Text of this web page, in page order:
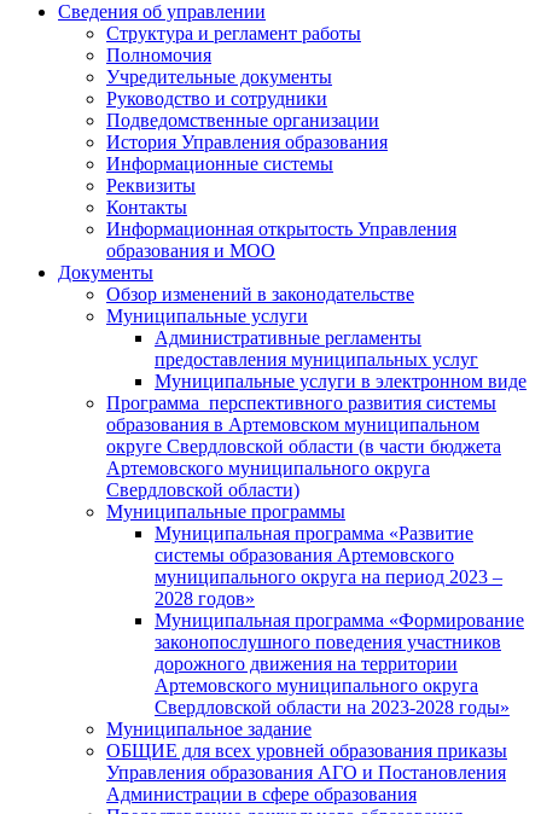
Сведения об управлении
Структура и регламент работы
Полномочия
Учредительные документы
Руководство и сотрудники
Подведомственные организации
История Управления образования
Информационные системы
Реквизиты
Контакты
Информационная открытость Управления
образования и МОО
Документы
Обзор изменений в законодательстве
Муниципальные услуги
Административные регламенты
предоставления муниципальных услуг
Муниципальные услуги в электронном виде
Программа перспективного развития системы
образования в Артемовском муниципальном
округе Свердловской области (в части бюджета
Артемовского муниципального округа
Свердловской области)
Муниципальные программы
Муниципальная программа «Развитие
системы образования Артемовского
муниципального округа на период 2023 –
2028 годов»
Муниципальная программа «Формирование
законопослушного поведения участников
дорожного движения на территории
Артемовского муниципального округа
Свердловской области на 2023-2028 годы»
Муниципальное задание
ОБЩИЕ для всех уровней образования приказы
Управления образования АГО и Постановления
Администрации в сфере образования